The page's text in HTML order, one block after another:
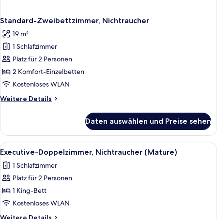
Standard-Zweibettzimmer, Nichtraucher
19 m²
1 Schlafzimmer
Platz für 2 Personen
2 Komfort-Einzelbetten
Kostenloses WLAN
Weitere Details
Weitere
Zweibettzimmer,
Nichtraucher
Daten auswählen und Preise sehen
Alle
Fotos
für
Executive-
Doppelzimmer,
Nichtraucher
(Mature)
Ein Hotelzimmer mit einem großen
1
Executive-Doppelzimmer, Nichtraucher (Mature)
1 Schlafzimmer
Platz für 2 Personen
1 King-Bett
Kostenloses WLAN
Weitere